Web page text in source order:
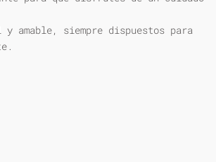
amable, siempre dispuestos para